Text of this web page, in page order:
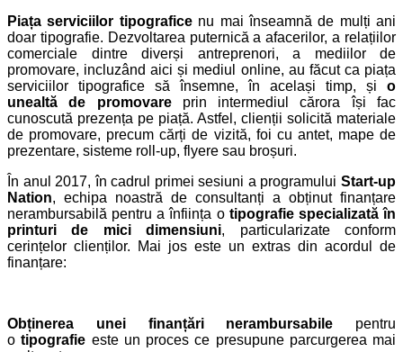
Piața serviciilor tipograficenu mai înseamnă de mulți ani
doar tipografie. Dezvoltarea puternică a afacerilor, a relațiilor
comerciale dintre diverși antreprenori, a mediilor de
promovare, incluzând aici și mediul online, au făcut ca piața
serviciilor tipografice să însemne, în același timp, și o
unealtă de promovareprin intermediul cărora își fac
cunoscută prezența pe piață. Astfel, clienții solicită materiale
de promovare, precum cărți de vizită, foi cu antet, mape de
prezentare, sisteme roll-up, flyere sau broșuri.
În anul 2017, în cadrul primei sesiuni a programului Start-up
Nation, echipa noastră de consultanți a obținut finanțare
nerambursabilă pentru a înființa o tipografie specializată în
printuri de mici dimensiuni, particularizate conform
cerințelor clienților. Mai jos este un extras din acordul de
finanțare:
Obținerea unei finanțări nerambursabile pentru
otipografie este un proces ce presupune parcurgerea mai